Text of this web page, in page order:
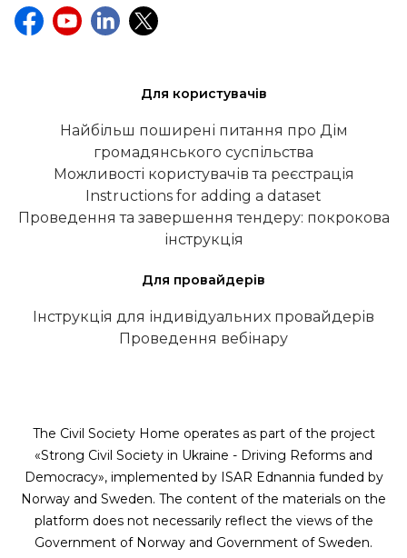
Для користувачів
Найбільш поширені питання про Дім
громадянського суспільства
Можливості користувачів та реєстрація
Instructions for adding a dataset
Проведення та завершення тендеру: покрокова
інструкція
Для провайдерів
Інструкція для індивідуальних провайдерів
Проведення вебінару
The Civil Society Home operates as part of the project
«Strong Civil Society in Ukraine - Driving Reforms and
Democracy», implemented by ISAR Ednannia funded by
Norway and Sweden. The content of the materials on the
platform does not necessarily reflect the views of the
Government of Norway and Government of Sweden.